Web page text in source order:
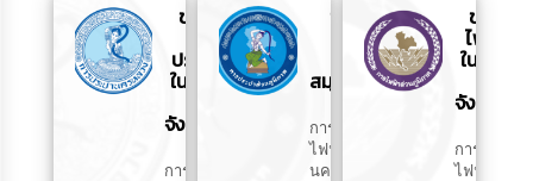
ขอใช้
น้ำ
ประปา
ในเขต
จังหวัด
การ
ขอใช้ไฟฟ้า
ในเขต
นนทบุรี
สมุทรปราการ
การ
ไฟฟ้า
นครหลวง
ขอใช้
ไฟฟ้า
ในเขต
จังหวัด
การ
ไฟฟ้า